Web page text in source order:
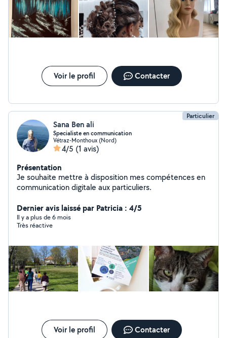
Voir le profil Contacter
Particulier
Sana Ben ali
Specialiste en communication
Vétraz-Monthoux (Nord)
4/5 (1 avis)
Présentation
Je souhaite mettre à disposition mes compétences en
communication digitale aux particuliers.
Dernier avis laissé par Patricia : 4/5
Il y a plus de 6 mois
Très réactive
Voir le profil Contacter